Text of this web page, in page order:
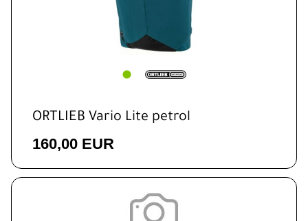
ORTLIEB Vario Lite petrol
160,00 EUR